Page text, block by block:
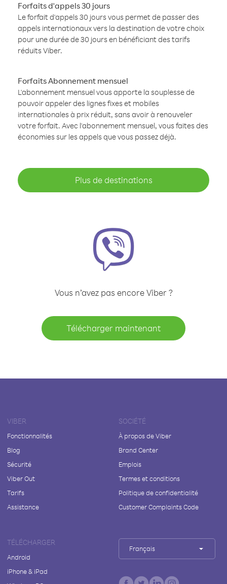
Forfaits d'appels 30 jours
Le forfait d'appels 30 jours vous permet de passer des
appels internationaux vers la destination de votre choix
pour une durée de 30 jours en bénéficiant des tarifs
réduits Viber.
Forfaits Abonnement mensuel
L'abonnement mensuel vous apporte la souplesse de
pouvoir appeler des lignes fixes et mobiles
internationales à prix réduit, sans avoir à renouveler
votre forfait. Avec l'abonnement mensuel, vous faites des
économies sur les appels que vous passez déjà.
Plus de destinations
Vous n’avez pas encore Viber ?
Télécharger maintenant
VIBER
Fonctionnalités
Blog
Sécurité
Viber Out
Tarifs
Assistance
SOCIÉTÉ
À propos de Viber
Brand Center
Emplois
Termes et conditions
Politique de confidentialité
Customer Complaints Code
TÉLÉCHARGER
Android
iPhone & iPad
Français